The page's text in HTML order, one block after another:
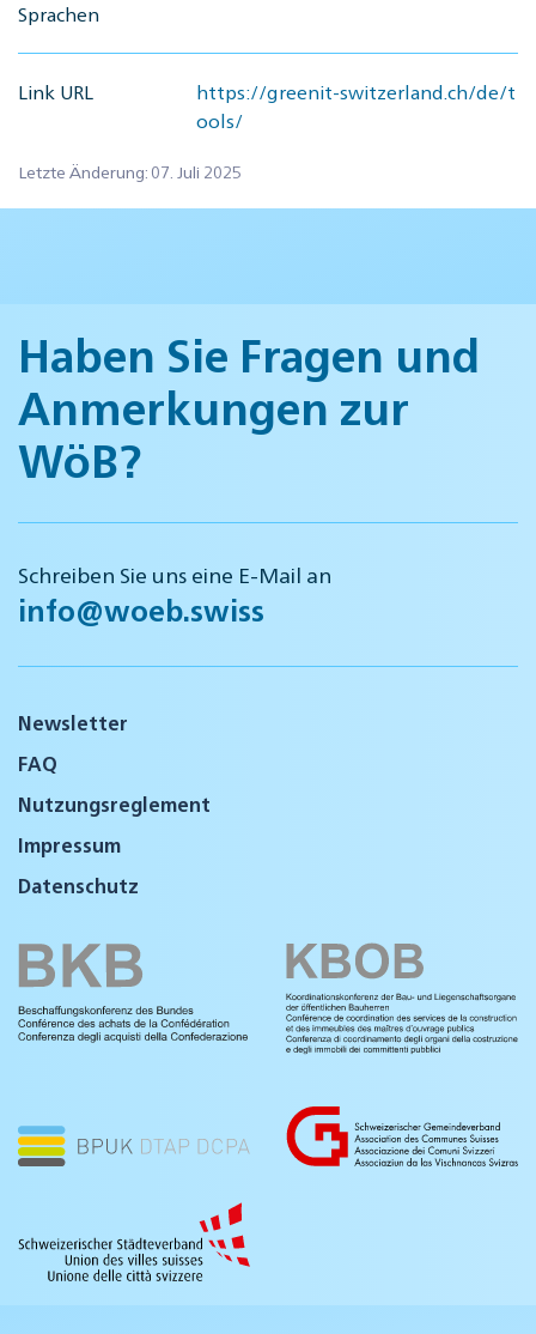
Sprachen
Link URL
https://greenit-switzerland.ch/de/t
ools/
Letzte Änderung: 07. Juli 2025
Haben Sie Fragen und
Anmerkungen zur
WöB?
Schreiben Sie uns eine E-Mail an
info@woeb.swiss
Newsletter
FAQ
Nutzungsreglement
Impressum
Datenschutz